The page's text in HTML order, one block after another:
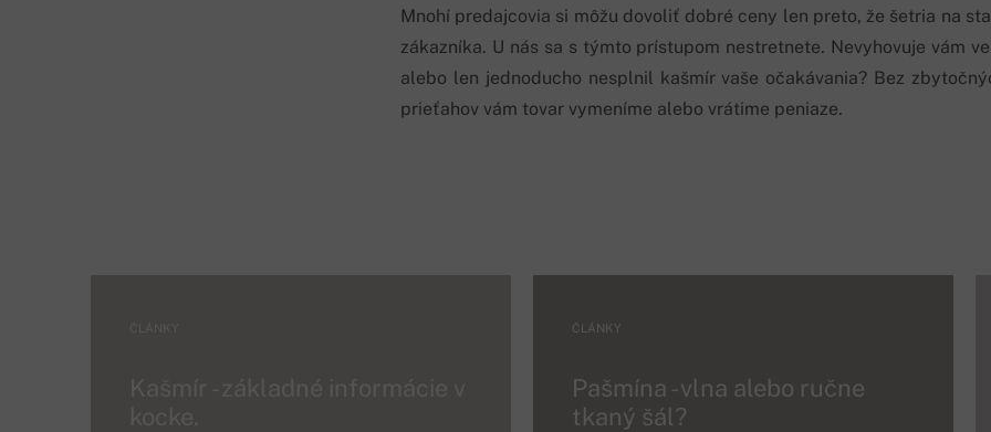
Mnohí predajcovia si môžu dovoliť dobré ceny len preto, že šetria na
zákazníka. U nás sa s týmto prístupom nestretnete. Nevyhovuje vám
alebo len jednoducho nesplnil kašmír vaše očakávania? Bez
prieťahov vám tovar vymeníme alebo vrátime peniaze.
ČLÁNKY
Pašmína - vlna alebo ručne
tkaný šál?